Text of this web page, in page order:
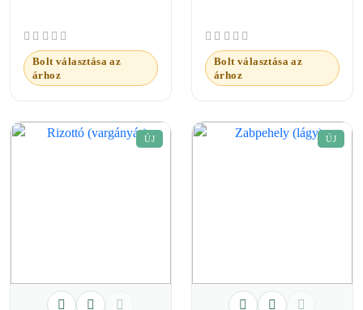
Bolt választása az
árhoz
Bolt választása az
árhoz
ÚJ ÚJ